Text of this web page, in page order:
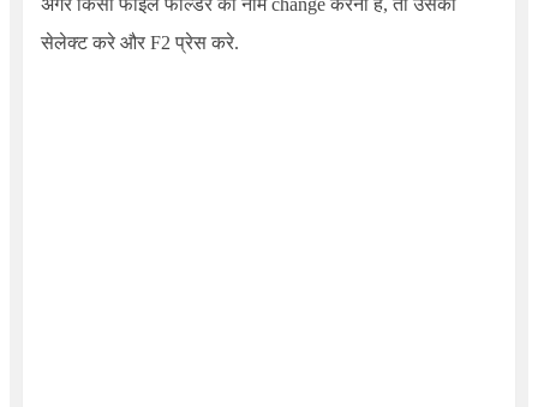
अगर किसी फाइल फोल्डर का नाम change करना है, तो उसको
सेलेक्ट करे और F2 प्रेस करे.